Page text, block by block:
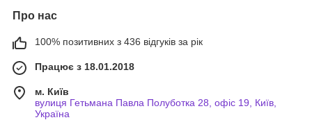
Про нас
100% позитивних з 436 відгуків за рік
Працює з 18.01.2018
м. Київ
вулиця Гетьмана Павла Полуботка 28, офіс 19, Київ,
Україна